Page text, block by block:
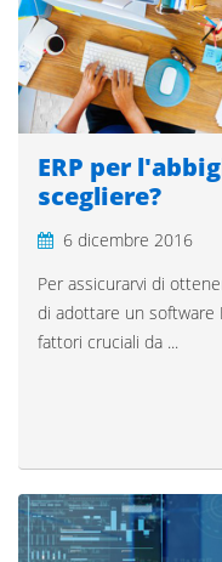
ERP per
scegliere?
6 dicembre 2016
Per assicurarvi di
di adottare un software
fattori cruciali da ...